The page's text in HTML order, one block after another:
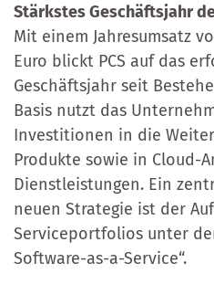
Stärkstes Geschäftsjahr
Mit einem Jahresumsatz
Euro blickt PCS auf das
Geschäftsjahr seit
Basis nutzt das
Investitionen in die
Produkte sowie in Cloud-
Dienstleistungen. Ein
neuen Strategie ist der
Serviceportfolios unter
Software-as-a-Service“.